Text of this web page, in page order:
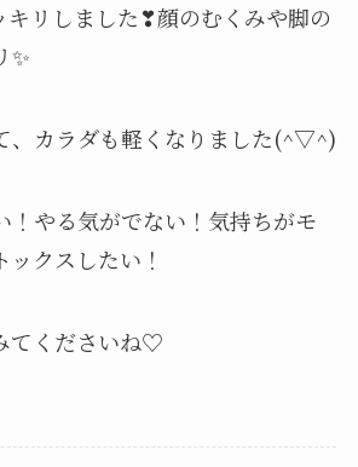
リしました❣顔のむくみや脚の
✨
、カラダも軽くなりました(^▽^)
！やる気がでない！気持ちがモ
クスしたい！
てくださいね♡